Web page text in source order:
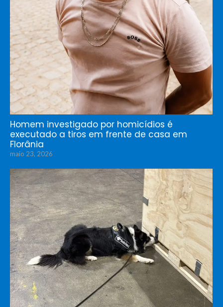
Homem investigado por homicídios é
executado a tiros em frente de casa em
Florânia
maio 23, 2026